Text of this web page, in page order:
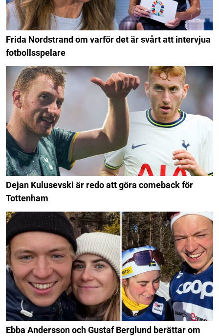
Frida Nordstrand om varför det är svårt att intervjua
fotbollsspelare
Dejan Kulusevski är redo att göra comeback för
Tottenham
Ebba Andersson och Gustaf Berglund berättar om